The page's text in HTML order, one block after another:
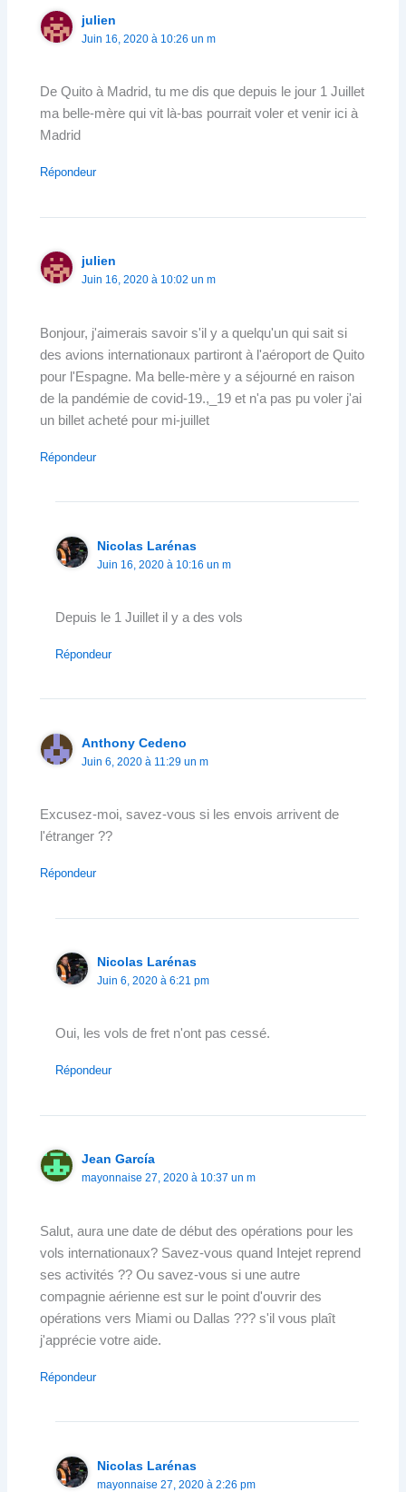
julien
Juin 16, 2020 à 10:26 un m
De Quito à Madrid, tu me dis que depuis le jour 1 Juillet
ma belle-mère qui vit là-bas pourrait voler et venir ici à
Madrid
Répondeur
julien
Juin 16, 2020 à 10:02 un m
Bonjour, j'aimerais savoir s'il y a quelqu'un qui sait si
des avions internationaux partiront à l'aéroport de Quito
pour l'Espagne. Ma belle-mère y a séjourné en raison
de la pandémie de covid-19.,_19 et n'a pas pu voler j'ai
un billet acheté pour mi-juillet
Répondeur
Nicolas Larénas
Juin 16, 2020 à 10:16 un m
Depuis le 1 Juillet il y a des vols
Répondeur
Anthony Cedeno
Juin 6, 2020 à 11:29 un m
Excusez-moi, savez-vous si les envois arrivent de
l'étranger ??
Répondeur
Nicolas Larénas
Juin 6, 2020 à 6:21 pm
Oui, les vols de fret n'ont pas cessé.
Répondeur
Jean García
mayonnaise 27, 2020 à 10:37 un m
Salut, aura une date de début des opérations pour les
vols internationaux? Savez-vous quand Intejet reprend
ses activités ?? Ou savez-vous si une autre
compagnie aérienne est sur le point d'ouvrir des
opérations vers Miami ou Dallas ??? s'il vous plaît
j'apprécie votre aide.
Répondeur
Nicolas Larénas
mayonnaise 27, 2020 à 2:26 pm